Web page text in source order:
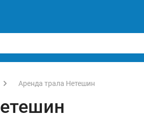
Аренда трала Нетешин